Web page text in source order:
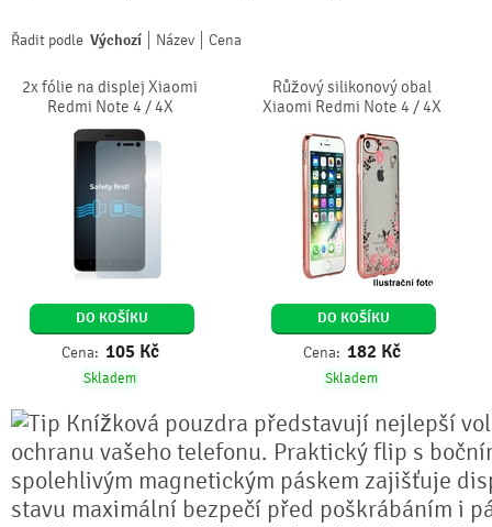
Řadit podle Výchozí Název Cena
2x fólie na displej Xiaomi
Redmi Note 4 / 4X
DO KOŠÍKU
Cena: 105 Kč
Skladem
Růžový silikonový obal
Xiaomi Redmi Note 4 / 4X
DO KOŠÍKU
Cena: 182 Kč
Skladem
Knížková pouzdra představují nejlepší
ochranu vašeho telefonu. Praktický flip s
spolehlivým magnetickým páskem zajišťuje
stavu maximální bezpečí před poškrábáním i